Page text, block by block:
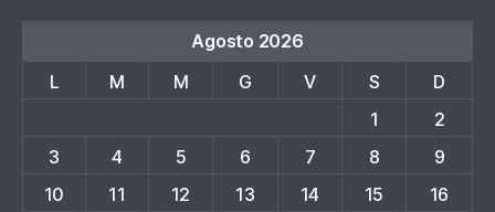
Agosto 2026
L
M M G V S
D
1
2
3
4 5 6 7 8
9
10
11 12 13 14 15
16